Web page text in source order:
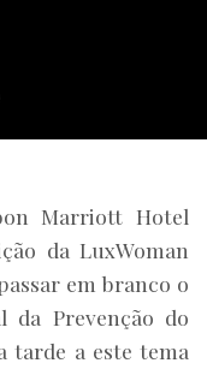
Marriott Hotel
da LuxWoman
em branco o
Prevenção do
tarde a este tema